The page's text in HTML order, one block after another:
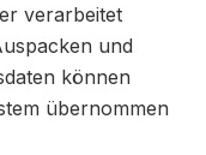
verarbeitet
und
können
übernommen